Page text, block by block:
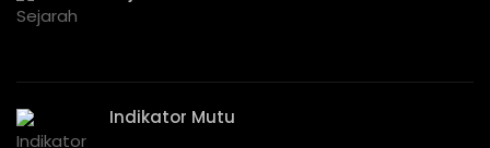
Indikator Mutu